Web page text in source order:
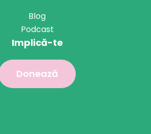
Blog
Podcast
Implică-te
Donează